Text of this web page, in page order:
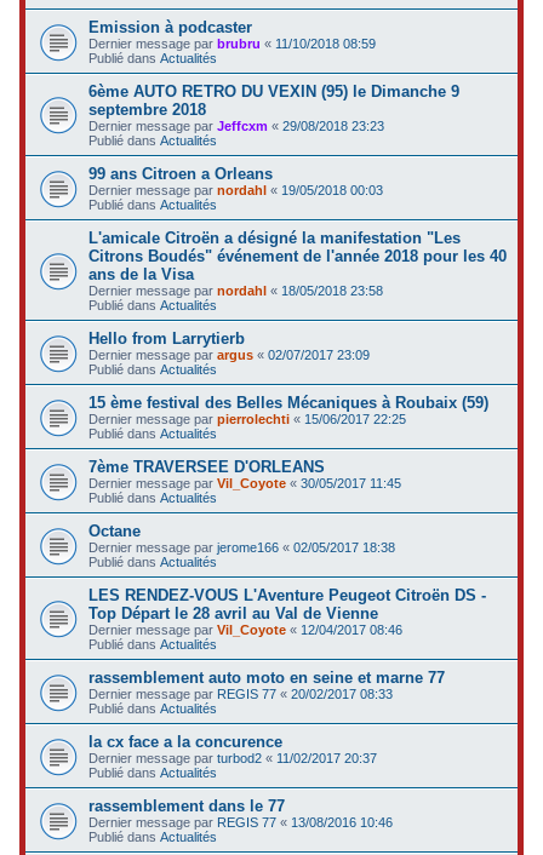
Emission à podcaster
Dernier message parbrubru « 11/10/2018 08:59
Publié dansActualités
6ème AUTO RETRO DU VEXIN (95) le Dimanche 9
septembre 2018
Dernier message parJeffcxm «29/08/2018 23:23
Publié dansActualités
99 ans Citroen a Orleans
Dernier message parnordahl « 19/05/2018 00:03
Publié dansActualités
L'amicale Citroën a désigné la manifestation "Les
Citrons Boudés" événement de l'année 2018 pour les 40
ans de la Visa
Dernier message parnordahl « 18/05/2018 23:58
Publié dansActualités
Hello from Larrytierb
Dernier message parargus «02/07/2017 23:09
Publié dansActualités
15 ème festival des Belles Mécaniques à Roubaix (59)
Dernier message parpierrolechti « 15/06/2017 22:25
Publié dansActualités
7ème TRAVERSEE D'ORLEANS
Dernier message parVil_Coyote «30/05/2017 11:45
Publié dansActualités
Octane
Dernier message parjerome166 «02/05/2017 18:38
Publié dansActualités
LES RENDEZ-VOUS L'Aventure Peugeot Citroën DS -
Top Départ le 28 avril au Val de Vienne
Dernier message parVil_Coyote « 12/04/2017 08:46
Publié dansActualités
rassemblement auto moto en seine et marne 77
Dernier message par REGIS 77 «20/02/2017 08:33
Publié dansActualités
la cx face a la concurence
Dernier message parturbod2 « 11/02/2017 20:37
Publié dansActualités
rassemblement dans le 77
Dernier message par REGIS 77 « 13/08/2016 10:46
Publié dansActualités